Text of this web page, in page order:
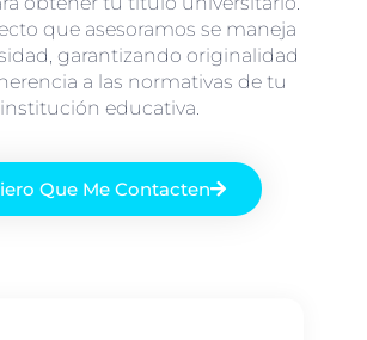
que asesoramos se maneja
garantizando originalidad
a las normativas de tu
institución educativa.
Que Me Contacten